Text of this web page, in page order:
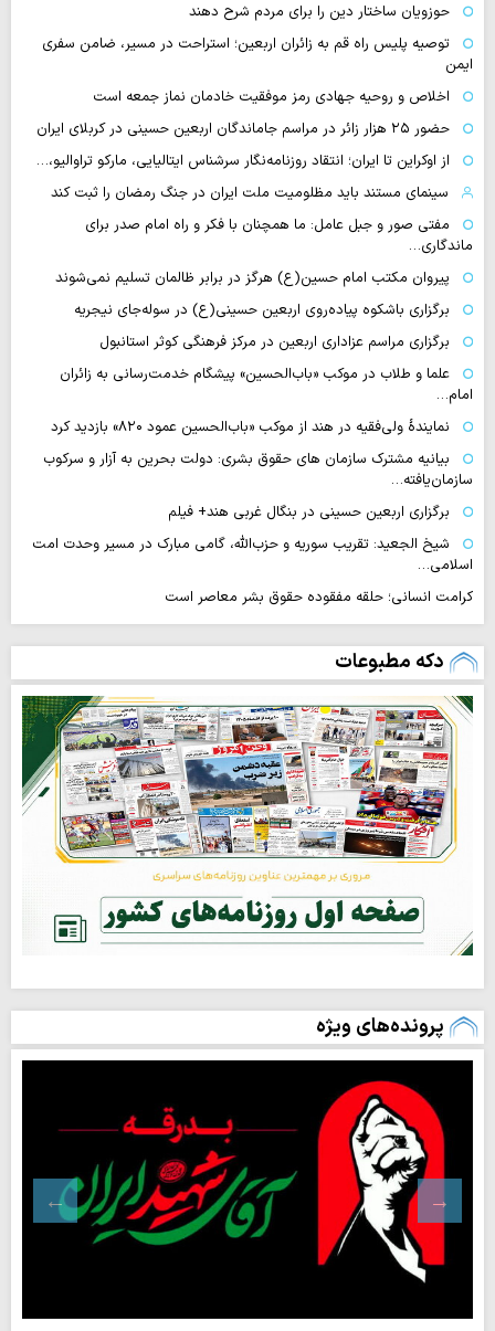
حوزویان ساختار دین را برای مردم شرح دهند
توصیه پلیس راه قم به زائران اربعین؛ استراحت در مسیر، ضامن سفری
ایمن
اخلاص و روحیه جهادی رمز موفقیت خادمان نماز جمعه است
حضور ۲۵ هزار زائر در مراسم جاماندگان اربعین حسینی در کربلای ایران
از اوکراین تا ایران؛ انتقاد روزنامه‌نگار سرشناس ایتالیایی، مارکو تراوالیو،…
سینمای مستند باید مظلومیت ملت ایران در جنگ رمضان را ثبت کند
مفتی صور و جبل عامل: ما همچنان با فکر و راه امام صدر برای
ماندگاری…
پیروان مکتب امام حسین(ع) هرگز در برابر ظالمان تسلیم نمی‌شوند
برگزاری باشکوه پیاده‌روی اربعین حسینی(ع) در سوله‌جای نیجریه
برگزاری مراسم عزاداری اربعین در مرکز فرهنگی کوثر استانبول
علما و طلاب در موکب «باب‌الحسین» پیشگام خدمت‌رسانی به زائران
امام…
نمایندهٔ ولی‌فقیه در هند از موکب «باب‌الحسین عمود ۸۲۰» بازدید کرد
بیانیه مشترک سازمان های حقوق بشری: دولت بحرین به آزار و سرکوب
سازمان‌یافته…
برگزاری اربعین حسینی در بنگال غربی هند+ فیلم
شیخ الجعید: تقریب سوریه و حزب‌الله، گامی مبارک در مسیر وحدت امت
اسلامی…
کرامت انسانی؛ حلقه مفقوده حقوق بشر معاصر است
دکه مطبوعات
پرونده‌های ویژه